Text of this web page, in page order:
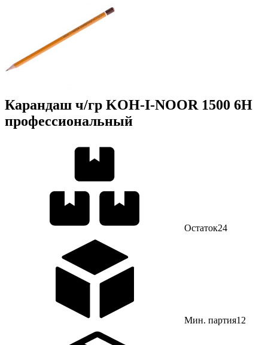
Карандаш ч/гр KOH-I-NOOR 1500 6H
профессиональный
Остаток24
Мин. партия12